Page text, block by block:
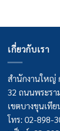
เกี่ยวกับเรา
สำนักงานใหญ่
32 ถนนพระรา
เขตบางขุนเที
โทร: 02-898-